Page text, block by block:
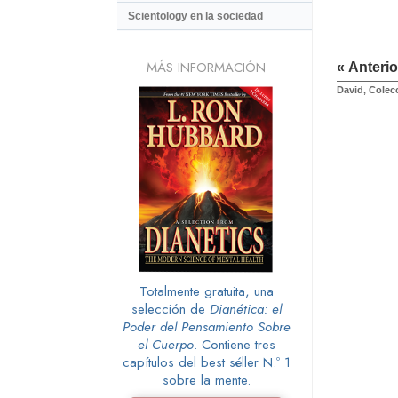
«
David,
Scientology en la sociedad
MÁS INFORMACIÓN
Totalmente gratuita, una
selección de Dianética: el
Poder del Pensamiento Sobre
el Cuerpo. Contiene tres
capítulos del best séller N.º 1
sobre la mente.